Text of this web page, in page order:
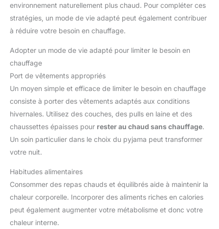
environnement naturellement plus chaud. Pour compléter ces
stratégies, un mode de vie adapté peut également contribuer
à réduire votre besoin en chauffage.
Adopter un mode de vie adapté pour limiter le besoin en
chauffage
Port de vêtements appropriés
Un moyen simple et efficace de limiter le besoin en chauffage
consiste à porter des vêtements adaptés aux conditions
hivernales. Utilisez des couches, des pulls en laine et des
chaussettes épaisses pour rester au chaud sans chauffage.
Un soin particulier dans le choix du pyjama peut transformer
votre nuit.
Habitudes alimentaires
Consommer des repas chauds et équilibrés aide à maintenir la
chaleur corporelle. Incorporer des aliments riches en calories
peut également augmenter votre métabolisme et donc votre
chaleur interne.